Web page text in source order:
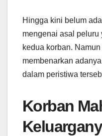
Hingga kini belum
mengenai asal
kedua korban.
membenarkan
dalam peristiwa
Korban